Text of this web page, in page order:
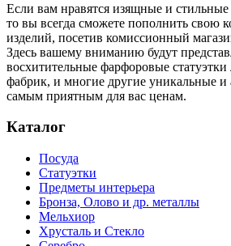
Если вам нравятся изящные и
то вы всегда сможете пополнить свою
изделий, посетив комиссионный
Здесь вашему вниманию будут
восхитительные фарфоровые
фабрик, и многие другие уникальные
самым приятным для вас ценам.
Каталог
Посуда
Статуэтки
Предметы интерьера
Бронза, Олово и др. металлы
Мельхиор
Хрусталь и Стекло